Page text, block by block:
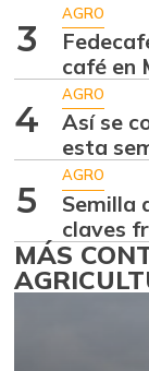
3
AGRO
café en
4
AGRO
Así se
esta
5
AGRO
Semilla
claves
MÁS